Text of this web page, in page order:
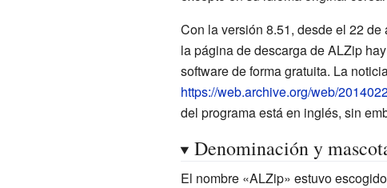
Con la versión 8.51, desde el 22
la página de descarga de ALZip
software de forma gratuita. La
https://web.archive.org/web/
del programa está en inglés, sin
Denominación y
El nombre «ALZip» estuvo